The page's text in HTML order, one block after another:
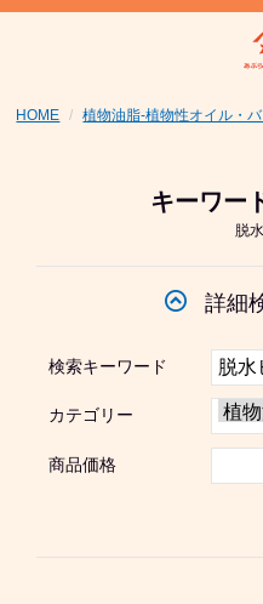
HOME 植物油脂-植物性オイル・
キーワー
脱
詳細
検索キーワード
カテゴリー
商品価格